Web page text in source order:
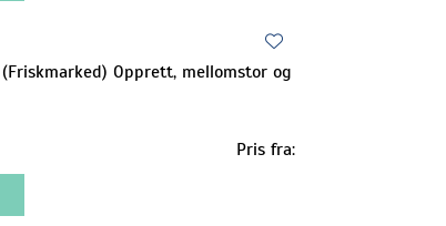
Opprett, mellomstor og
Pris fra: